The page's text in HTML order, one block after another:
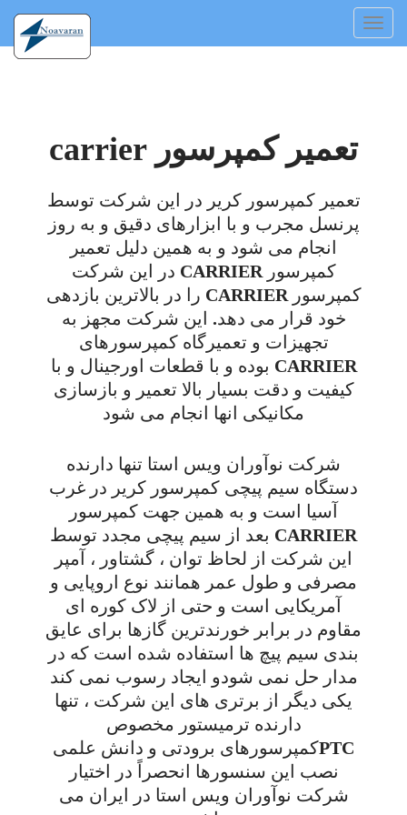
Toggle
تعمیر کمپرسور carrier
تعمیر کمپرسور کریر در این شرکت توسط
پرنسل مجرب و با ابزارهای دقیق و به روز
انجام می شود و به همین دلیل تعمیر
کمپرسور CARRIER در این شرکت
کمپرسور CARRIER را در بالاترین بازدهی
خود قرار می دهد. این شرکت مجهز به
تجهیزات و تعمیرگاه کمپرسورهای
CARRIER بوده و با قطعات اورجینال و با
کیفیت و دقت بسیار بالا تعمیر و بازسازی
مکانیکی انها انجام می شود
شرکت نوآوران ویس استا تنها دارنده
دستگاه سیم پیچی کمپرسور کریر در غرب
آسیا است و به همین جهت کمپرسور
CARRIER بعد از سیم پیچی مجدد توسط
این شرکت از لحاظ توان ، گشتاور ، آمپر
مصرفی و طول عمر همانند نوع اروپایی و
آمریکایی است و حتی از لاک کوره ای
مقاوم در برابر خورندترین گازها برای عایق
بندی سیم پیچ ها استفاده شده است که در
مدار حل نمی شودو ایجاد رسوب نمی کند
یکی دیگر از برتری های این شرکت ، تنها
دارنده ترمیستور مخصوص
PTCکمپرسورهای برودتی و دانش علمی
نصب این سنسورها انحصراً در اختیار
شرکت نوآوران ویس استا در ایران می